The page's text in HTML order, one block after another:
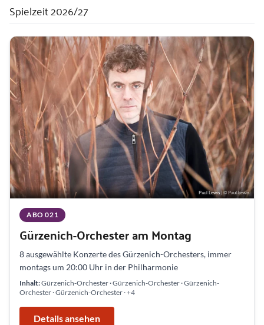
Spielzeit 2026/27
Paul Lewis| © Paul Lewis
ABO 021
Gürzenich-Orchester am Montag
8 ausgewählte Konzerte des Gürzenich-Orchesters, immer
montags um 20:00 Uhr in der Philharmonie
Inhalt:Gürzenich-Orchester · Gürzenich-Orchester · Gürzenich-
Orchester · Gürzenich-Orchester · +4
Details ansehen